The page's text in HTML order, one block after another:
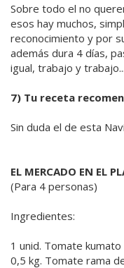
Sobre todo el no
esos hay muchos,
reconocimiento y por
además dura 4 días,
igual, trabajo y trabajo...
7) Tu receta
Sin duda el de esta
EL MERCADO EN EL
(Para 4 personas)
Ingredientes:
1 unid. Tomate kumato
0,5 kg. Tomate rama